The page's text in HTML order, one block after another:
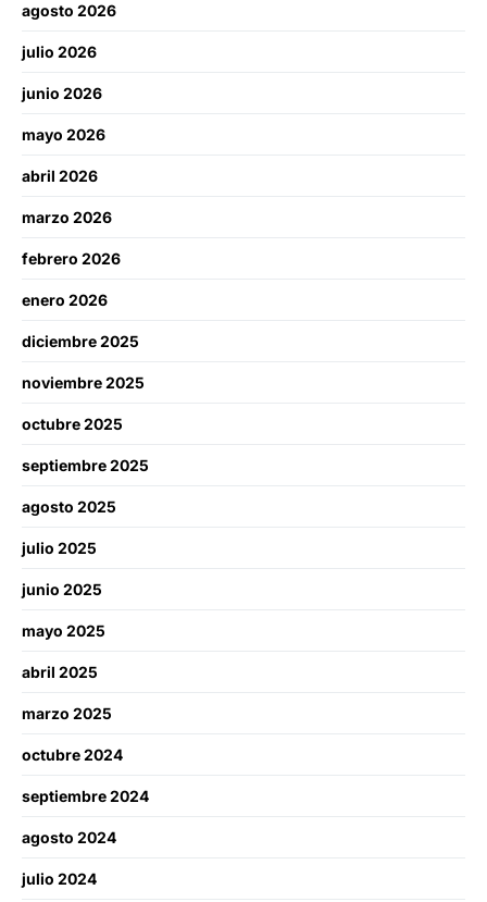
agosto 2026
julio 2026
junio 2026
mayo 2026
abril 2026
marzo 2026
febrero 2026
enero 2026
diciembre 2025
noviembre 2025
octubre 2025
septiembre 2025
agosto 2025
julio 2025
junio 2025
mayo 2025
abril 2025
marzo 2025
octubre 2024
septiembre 2024
agosto 2024
julio 2024